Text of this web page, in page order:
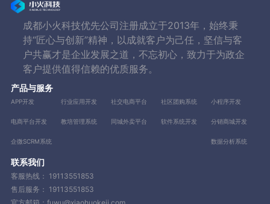
成都小火科技优先公司注册成立于2013年，始终秉
持“匠心与创新”精神，以成就客户为己任，坚信与客
户共赢才是企业发展之道，不忘初心，致力于为政企
客户提供值得信赖的优质服务。
产品与服务
APP开发 行业应用开发 社交电商平台 社区团购系统 小程序开发
电商平台开发 教培管理系统 同城外卖平台 软件系统开发 分销商城开发
企微SCRM系统 数据分析系统
联系我们
客服热线： 19113551853
售后服务： 19113551853